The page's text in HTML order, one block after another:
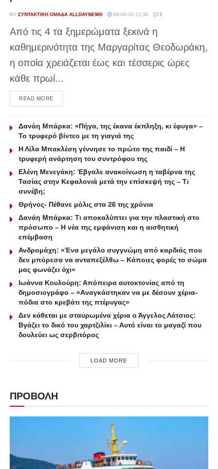
BY ΣΥΝΤΑΚΤΙΚΉ ΟΜΆΔΑ ALLDAYNEWS 08-08-26 11:30 0
Από τις 4 τα ξημερώματα ξεκινά η
καθημερινότητα της Μαργαρίτας Θεοδωράκη,
η οποία χρειάζεται έως και τέσσερις ώρες
κάθε πρωί...
READ MOREDETAILS
Δανάη Μπάρκα: «Πήγα, της έκανα έκπληξη, κι έφυγα» –
Το τρυφερό βίντεο με τη γιαγιά της
Η Λίλα Μπακλέση γέννησε το πρώτο της παιδί – Η
τρυφερή ανάρτηση του συντρόφου της
Ελένη Μενεγάκη: Έβγαλε ανακοίνωση η ταβέρνα της
Τασίας στην Κεφαλονιά μετά την επίσκεψή της – Τι
συνέβη;
Θρήνος- Πέθανε μόλις στα 26 της χρόνια
Δανάη Μπάρκα: Τι αποκαλύπτει για την πλαστική στο
πρόσωπο – Η νέα της εμφάνιση και η αισθητική
επέμβαση
Ανδρομάχη: «Ένα μεγάλο συγγνώμη από καρδιάς που
δεν μπόρεσα να ανταπεξέλθω – Κάποιες φορές το σώμα
μας φωνάζει όχι»
Ιωάννα Κουλούρη: Απόπειρα αυτοκτονίας από τη
δημοσιογράφο – «Aναγκάστηκαν να με δέσουν χέρια-
πόδια στο κρεβάτι της πτέρυγας»
Δεν κάθεται με σταυρωμένα χέρια ο Άγγελος Λάτσιος:
Βγάζει το δικό του χαρτζιλίκι – Αυτό είναι το μαγαζί που
δουλεύει ως σερβιτόρος
LOAD MORE
ΠΡΟΒΟΛΗ